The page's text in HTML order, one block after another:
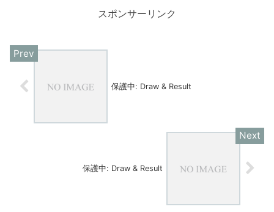
スポンサーリンク
保護中: Draw & Result
保護中: Draw & Result